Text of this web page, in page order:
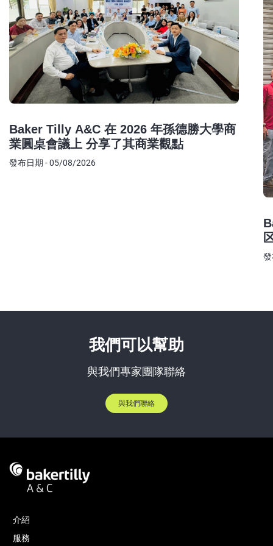
Baker Tilly A&C 在 2026 年孫德勝大學商
業圓桌會議上 分享了其商業觀點
發布日期 - 05/08/2026
我們可以幫助
與我們專家團隊聯絡
與我們聯絡
介紹
服務